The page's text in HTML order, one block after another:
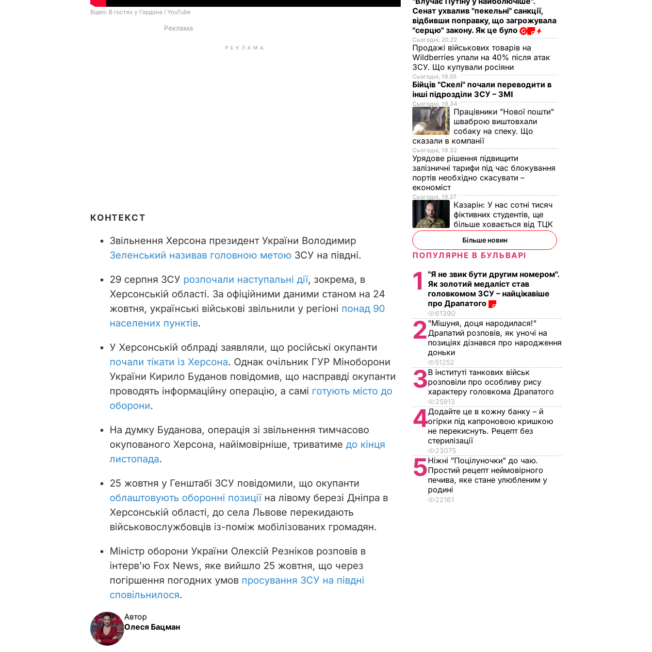
РЕКЛАМА
КОНТЕКСТ
Звільнення Херсона президент України Володимир
Зеленський називав головною метою ЗСУ на півдні.
29 серпня ЗСУ розпочали наступальні дії, зокрема, в
Херсонській області. За офіційними даними станом на 24
жовтня, українські військові звільнили у регіоні понад 90
населених пунктів.
У Херсонській облраді заявляли, що російські окупанти
почали тікати із Херсона. Однак очільник ГУР Міноборони
України Кирило Буданов повідомив, що насправді окупанти
проводять інформаційну операцію, а самі готують місто до
оборони.
На думку Буданова, операція зі звільнення тимчасово
окупованого Херсона, найімовірніше, триватиме до кінця
листопада.
25 жовтня у Генштабі ЗСУ повідомили, що окупанти
облаштовують оборонні позиціїна лівому березі Дніпра в
Херсонській області, до села Львове перекидають
військовослужбовців із-поміж мобілізованих громадян.
Міністр оборони України Олексій Резніков розповів в
інтерв'ю Fox News, яке вийшло 25 жовтня, що через
погіршення погодних умов просування ЗСУ на півдні
сповільнилося.
Автор
Олеся Бацман
Сенат ухвалив "пекельні" санкції,
відбивши поправку, що загрожувала
"серцю" закону. Як це було
Сьогодні, 20.22
Продажі військових товарів на
Wildberries упали на 40% після атак
ЗСУ. Що купували росіяни
Сьогодні, 19.55
Бійців "Скелі" почали переводити в
інші підрозділи ЗСУ – ЗМІ
Сьогодні, 19.34
Працівники "Нової пошти"
шваброю виштовхали
собаку на спеку. Що
сказали в компанії
Сьогодні, 19.32
Урядове рішення підвищити
залізничні тарифи під час блокування
портів необхідно скасувати –
економіст
Сьогодні, 19.27
Казарін: У нас сотні тисяч
фіктивних студентів, ще
більше ховається від ТЦК
Більше новин
ПОПУЛЯРНЕ В БУЛЬВАРІ
1
"Я не звик бути другим номером".
Як золотий медаліст став
головкомом ЗСУ – найцікавіше
про Драпатого
61390
2 "Мішуня, доця народилася!"
Драпатий розповів, як уночі на
позиціях дізнався про народження
доньки
51252
3В інституті танкових військ
розповіли про особливу рису
характеру головкома Драпатого
25913
4Додайте це в кожну банку – й
огірки під капроновою кришкою
не перекиснуть. Рецепт без
стерилізації
23075
5Ніжні "Поцілуночки" до чаю.
Простий рецепт неймовірного
печива, яке стане улюбленим у
родині
22161